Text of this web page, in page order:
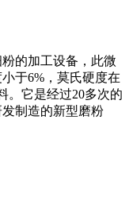
的加工设备，此微
于6%，莫氏硬度在
。它是经过20多次的
制造的新型磨粉